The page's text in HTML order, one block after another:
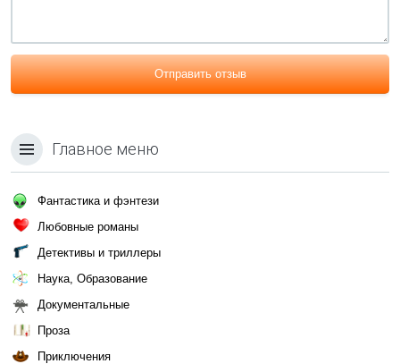
Отправить отзыв
Главное меню
Фантастика и фэнтези
Любовные романы
Детективы и триллеры
Наука, Образование
Документальные
Проза
Приключения